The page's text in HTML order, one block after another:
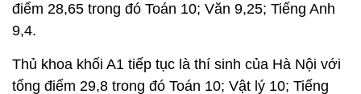
điểm 28,65 trong đó Toán 10; Văn 9,25; Tiếng Anh
9,4.
Thủ khoa khối A1 tiếp tục là thí sinh của Hà Nội với
tổng điểm 29,8 trong đó Toán 10; Vật lý 10; Tiếng